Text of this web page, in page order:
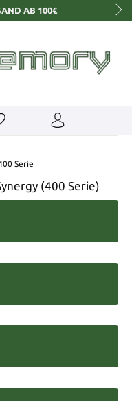
AB 100€
Serie
(400 Serie)